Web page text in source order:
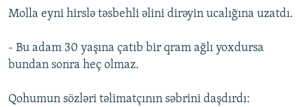
Molla eyni hirslə təsbehli əlini dirəyin ucalığına uzatdı.
- Bu adam 30 yaşına çatıb bir qram ağlı yoxdursa
bundan sonra heç olmaz.
Qohumun sözləri təlimatçının səbrini daşdırdı: